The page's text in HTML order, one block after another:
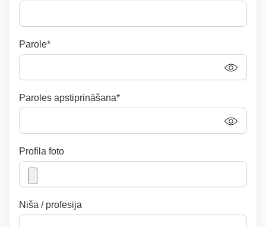
Parole*
Paroles apstiprināšana*
Profila foto
Niša / profesija